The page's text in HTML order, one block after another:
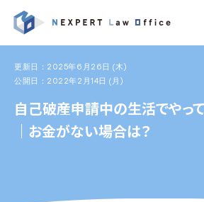
更新日：2025年6月26日 (木)
公開日：2022年2月14日 (月)
自己破産申請中の生活でやっ
｜お金がない場合は？